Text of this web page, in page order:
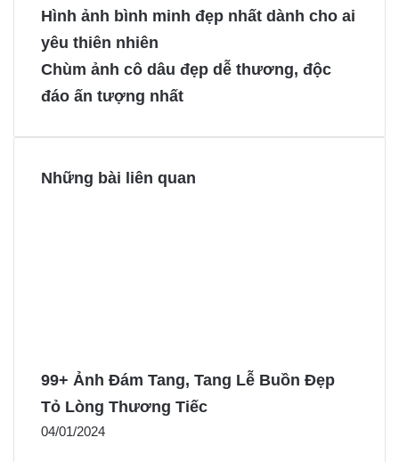
o
o
k
r
e
s
n
g
e
n
g
e
Hình ảnh bình minh đẹp nhất dành cho ai
yêu thiên nhiên
Chùm ảnh cô dâu đẹp dễ thương, độc
đáo ấn tượng nhất
Những bài liên quan
99+ Ảnh Đám Tang, Tang Lễ Buồn Đẹp
Tỏ Lòng Thương Tiếc
04/01/2024